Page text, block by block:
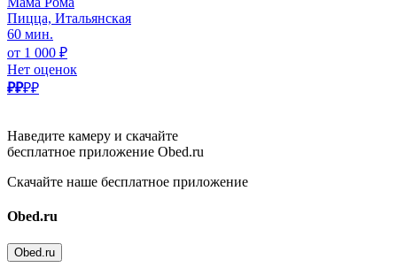
Пицца, Итальянская
60 мин.
от 1 000 ₽
Нет оценок
₽₽₽₽
Наведите камеру и скачайте
бесплатное приложение Obed.ru
Скачайте наше бесплатное приложение
Obed.ru
Obed.ru